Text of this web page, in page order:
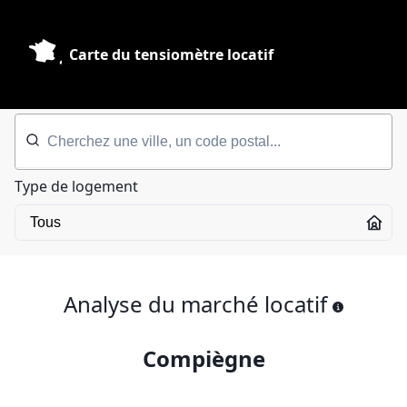
Carte du tensiomètre locatif
Type de logement
Analyse du marché locatif
Compiègne